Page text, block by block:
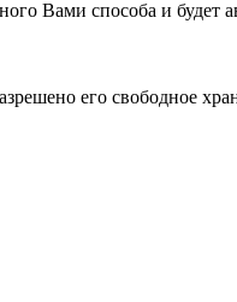
Вами способа и будет
его свободное